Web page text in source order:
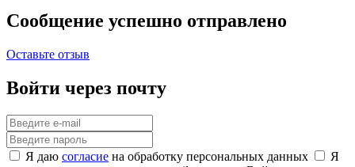
Сообщение успешно отправлено
Оставьте отзыв
Войти через почту
Я даю согласие на обработку персональных данных
Я